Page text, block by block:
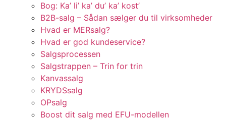
Bog: Ka’ li’ ka’ du’ ka’ kost’
B2B-salg – Sådan sælger du til virksomheder
Hvad er MERsalg?
Hvad er god kundeservice?
Salgsprocessen
Salgstrappen – Trin for trin
Kanvassalg
KRYDSsalg
OPsalg
Boost dit salg med EFU-modellen